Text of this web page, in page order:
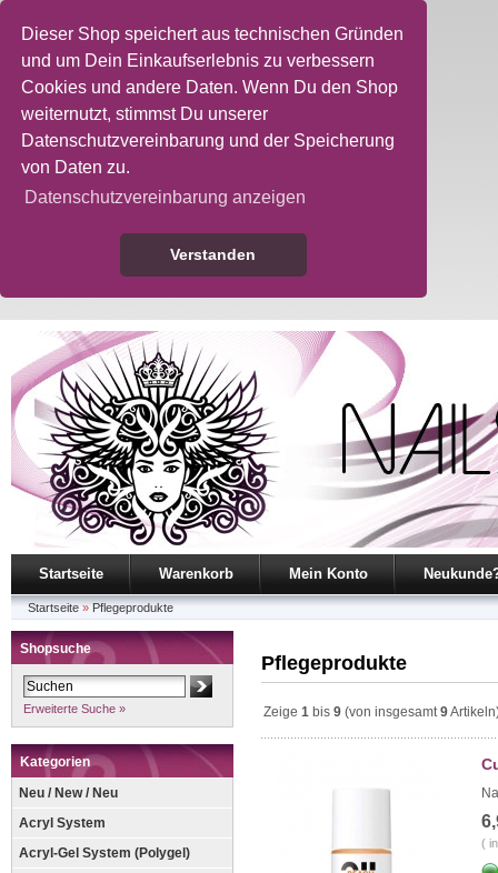
Dieser Shop speichert aus technischen Gründen
und um Dein Einkaufserlebnis zu verbessern
Cookies und andere Daten. Wenn Du den Shop
weiternutzt, stimmst Du unserer
Datenschutzvereinbarung und der Speicherung
von Daten zu.
Datenschutzvereinbarung anzeigen
Verstanden
Startseite Warenkorb Mein Konto
Startseite » Pflegeprodukte
Shopsuche
Erweiterte Suche »
Kategorien
Neu / New / Neu
Acryl System
Acryl-Gel System (Polygel)
Pflegeprodukte
Zeige 1 bis 9 (von insgesamt9
(